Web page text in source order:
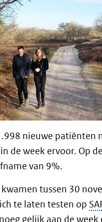
nieuwe patiënten
de week ervoor. Op
van 9%.
tussen 30
te laten testen op
gelijk aan de